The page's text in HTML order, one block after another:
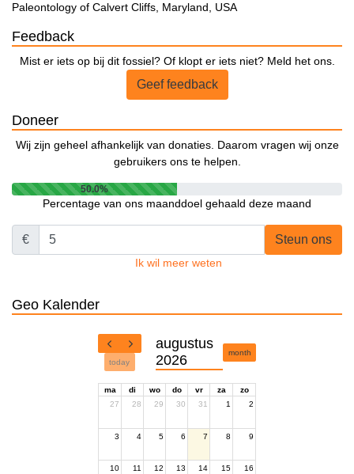
Paleontology of Calvert Cliffs, Maryland, USA
Feedback
Mist er iets op bij dit fossiel? Of klopt er iets niet? Meld het ons.
Geef feedback
Doneer
Wij zijn geheel afhankelijk van donaties. Daarom vragen wij onze
gebruikers ons te helpen.
50.0%
Percentage van ons maanddoel gehaald deze maand
€ Steun ons
Ik wil meer weten
Geo Kalender
today
augustus
2026
month
ma di wo do vr za
zo
27
28 29 30 31 1 2
3 4 5 6 7 8 9
10 11 12 13 14 15 16